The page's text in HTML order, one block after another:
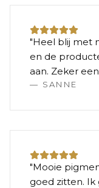
"Heel blij met
en de
aan. Zeker
— SANNE
"Mooie
goed zitten. Ik